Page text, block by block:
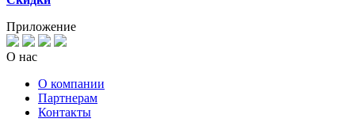
Приложение
О нас
О компании
Партнерам
Контакты